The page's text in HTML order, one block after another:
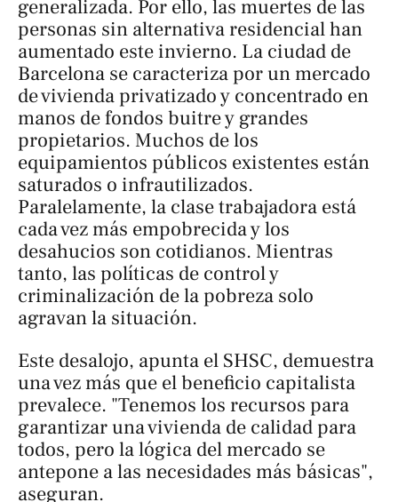
generalizada. Por ello, las muertes de las
personas sin alternativa residencial han
aumentado este invierno. La ciudad de
Barcelona se caracteriza por un mercado
de vivienda privatizado y concentrado en
manos de fondos buitre y grandes
propietarios. Muchos de los
equipamientos públicos existentes están
saturados o infrautilizados.
Paralelamente, la clase trabajadora está
cada vez más empobrecida y los
desahucios son cotidianos. Mientras
tanto, las políticas de control y
criminalización de la pobreza solo
agravan la situación.
Este desalojo, apunta el SHSC, demuestra
una vez más que el beneficio capitalista
prevalece. "Tenemos los recursos para
garantizar una vivienda de calidad para
todos, pero la lógica del mercado se
antepone a las necesidades más básicas",
aseguran.